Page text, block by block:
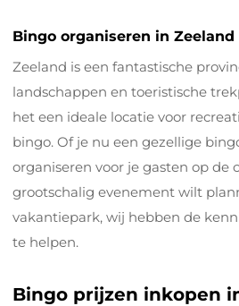
Bingo organiseren in Zeeland
Zeeland is een fantastische
landschappen en toeristische
het een ideale locatie voor
bingo. Of je nu een gezellige
organiseren voor je gasten op de
grootschalig evenement wilt
vakantiepark, wij hebben de
te helpen.
Bingo prijzen inkopen